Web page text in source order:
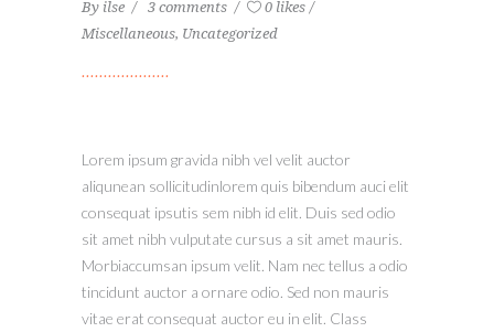
By ilse 3 comments
0 likes
Miscellaneous, Uncategorized
Lorem ipsum gravida nibh vel velit auctor
aliqunean sollicitudinlorem quis bibendum auci elit
consequat ipsutis sem nibh id elit. Duis sed odio
sit amet nibh vulputate cursus a sit amet mauris.
Morbiaccumsan ipsum velit. Nam nec tellus a odio
tincidunt auctor a ornare odio. Sed non mauris
vitae erat consequat auctor eu in elit. Class